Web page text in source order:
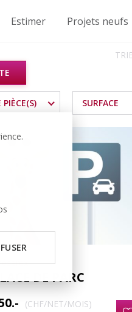
Estimer Projets neufs
PIÈCE(S) SURFACE
DE PARC
(CHF/NET/MOIS)